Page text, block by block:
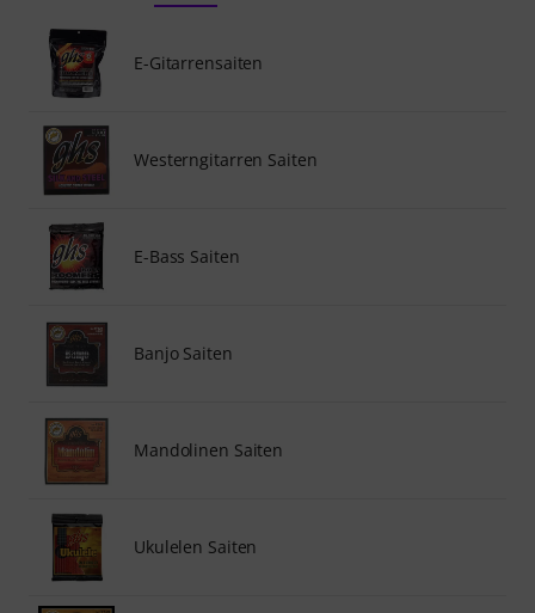
E-Gitarrensaiten
Westerngitarren Saiten
E-Bass Saiten
Banjo Saiten
Mandolinen Saiten
Ukulelen Saiten